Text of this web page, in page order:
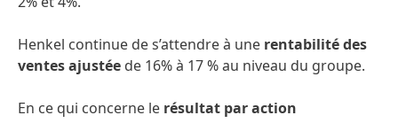
Henkel continue de s’attendre à une rentabilité des
ventes ajustée de 16% à 17 % au niveau du groupe.
En ce qui concerne le résultat par action